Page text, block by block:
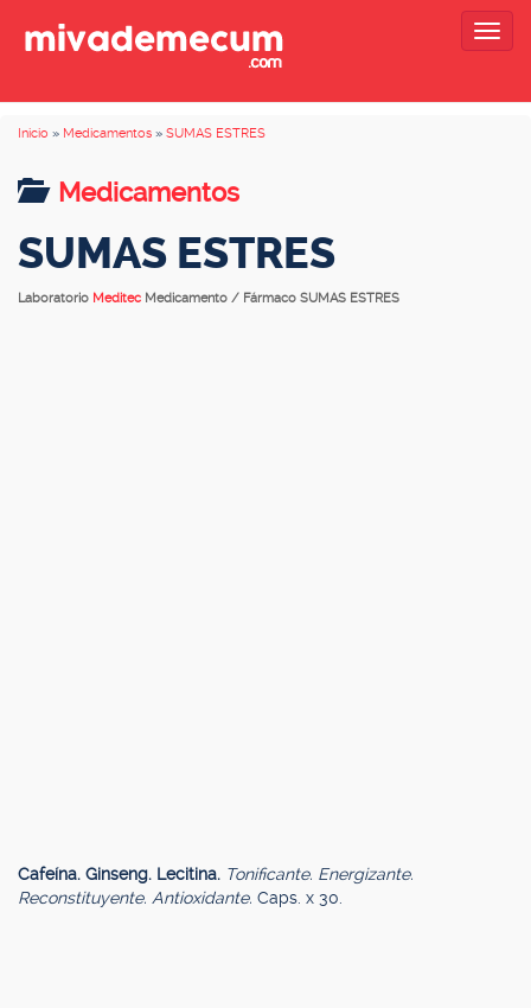
Inicio » Medicamentos » SUMAS ESTRES
Medicamentos
SUMAS ESTRES
Laboratorio Meditec Medicamento / Fármaco SUMAS ESTRES
Cafeína. Ginseng. Lecitina. Tonificante. Energizante.
Reconstituyente. Antioxidante. Caps. x 30.